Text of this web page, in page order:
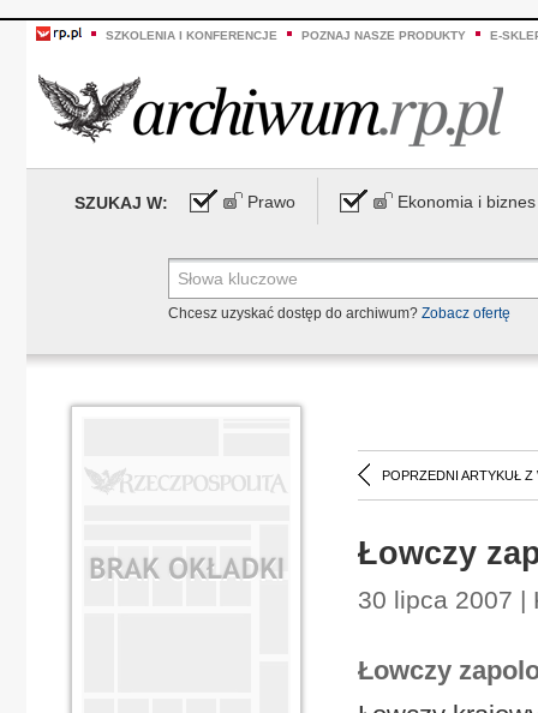
SZKOLENIA I KONFERENCJE POZNAJ NASZE PRODUKTY E-
SZUKAJ W: Prawo Ekonomia i biznes
Chcesz uzyskać dostęp do archiwum? Zobacz ofertę
POPRZEDNI ARTYKUŁ Z
Łowczy
30 lipca 2007 |
Łowczy